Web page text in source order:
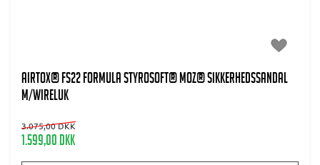
AIRTOX® FS22 Formula Styrosoft® MOZ® sikkerhedssandal
m/wireluk
3.075,00 DKK
1.599,00 DKK